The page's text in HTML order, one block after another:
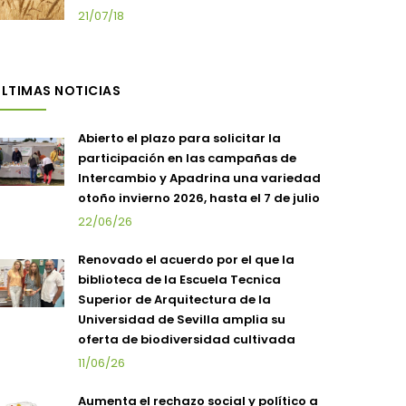
21/07/18
NOTICIAS
Abierto el plazo para solicitar la
participación en las campañas de
Intercambio y Apadrina una variedad
otoño invierno 2026, hasta el 7 de julio
22/06/26
Renovado el acuerdo por el que la
biblioteca de la Escuela Tecnica
Superior de Arquitectura de la
Universidad de Sevilla amplia su
oferta de biodiversidad cultivada
11/06/26
Aumenta el rechazo social y político a